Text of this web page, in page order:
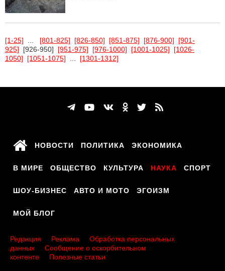
[1-25] [801-825] [826-850] [851-875] [876-900]
[901-
925] [926-950] [951-975] [976-1000] [1001-1025]
[1026-
1050]
[1051-1075] [1301-1312]
НОВОСТИ ПОЛИТИКА ЭКОНОМИКА
В МИРЕ ОБЩЕСТВО КУЛЬТУРА НАУКА СПОРТ
ШОУ-БИЗНЕС АВТО И МОТО ЭГОИЗМ
МОЙ БЛОГ
Редакция Реклама
Обработка персональных
данных
Сообщение о оскорбительном
контенте
Полезные статьи